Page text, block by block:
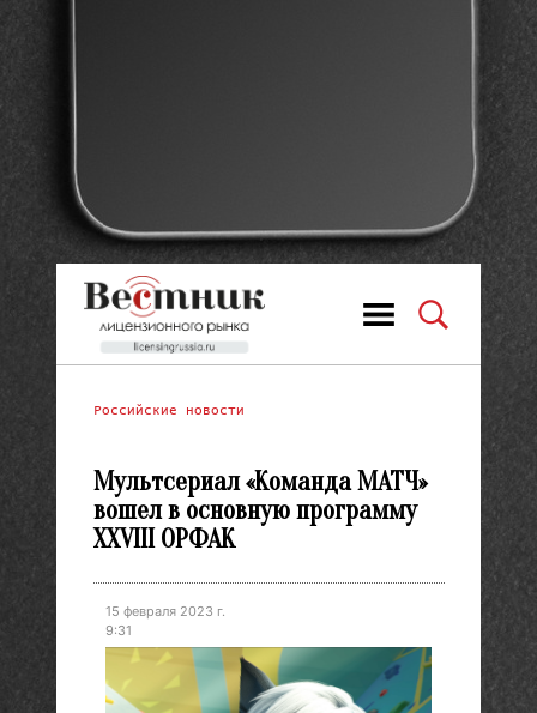
Российские новости
Мультсериал «Команда МАТЧ»
вошел в основную программу
XXVIII ОРФАК
15 февраля 2023 г.
9:31